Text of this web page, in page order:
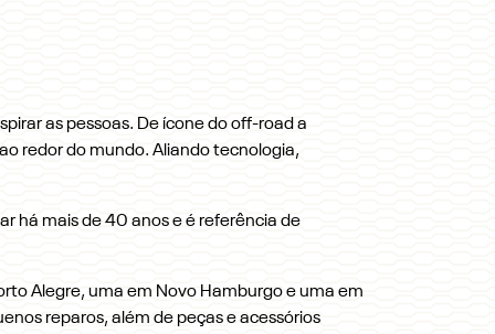
as pessoas. De ícone do off-road a
redor do mundo. Aliando tecnologia,
há mais de 40 anos e é referência de
Alegre, uma em Novo Hamburgo e uma em
reparos, além de peças e acessórios